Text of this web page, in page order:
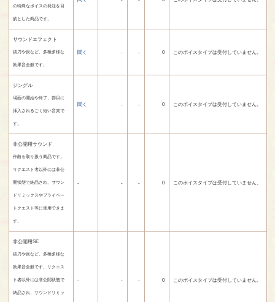
の特殊なボイスの発注を目
的とした商品です。
サウンドエフェクト
抜刀や炎など、多種多様な
効果音全般です。
聞く - - 0 このボイスタイプは受付していません。
ジングル
場面の開始や終了、節目に
挿入されるごく短い音楽で
す。
聞く - - 0 このボイスタイプは受付していません。
非公開用サウンド
作曲を取り扱う商品です。
リクエスト者以外には非公
開状態で納品され、サウン
ドリミックスやプライベー
トクエスト等に使用できま
す。
- - - 0 このボイスタイプは受付していません。
非公開用SE
抜刀や炎など、多種多様な
効果音全般です。リクエス
ト者以外には非公開状態で
納品され、サウンドリミッ
- - - 0 このボイスタイプは受付していません。